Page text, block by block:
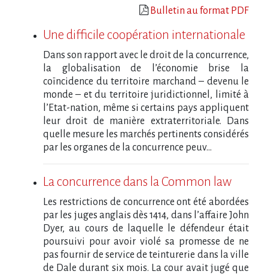
Bulletin au format PDF
Une difficile coopération internationale
Dans son rapport avec le droit de la concurrence,
la globalisation de l’économie brise la
coïncidence du territoire marchand – devenu le
monde – et du territoire juridictionnel, limité à
l’Etat-nation, même si certains pays appliquent
leur droit de manière extraterritoriale. Dans
quelle mesure les marchés pertinents considérés
par les organes de la concurrence peuv...
La concurrence dans la Common law
Les restrictions de concurrence ont été abordées
par les juges anglais dès 1414, dans l’affaire John
Dyer, au cours de laquelle le défendeur était
poursuivi pour avoir violé sa promesse de ne
pas fournir de service de teinturerie dans la ville
de Dale durant six mois. La cour avait jugé que